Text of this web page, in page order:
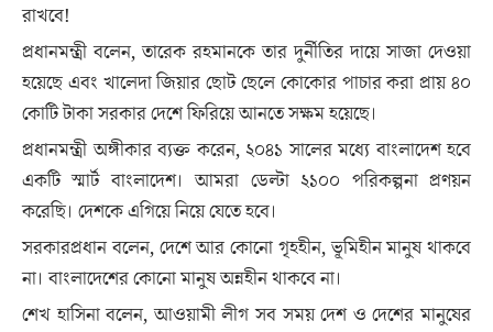
রাখবে!
প্রধানমন্ত্রী বলেন, তারেক রহমানকে তার দুর্নীতির দায়ে সাজা দেওয়া
হয়েছে এবং খালেদা জিয়ার ছোট ছেলে কোকোর পাচার করা প্রায় ৪০
কোটি টাকা সরকার দেশে ফিরিয়ে আনতে সক্ষম হয়েছে।
প্রধানমন্ত্রী অঙ্গীকার ব্যক্ত করেন, ২০৪১ সালের মধ্যে বাংলাদেশ হবে
একটি স্মার্ট বাংলাদেশ। আমরা ডেল্টা ২১০০ পরিকল্পনা প্রণয়ন
করেছি। দেশকে এগিয়ে নিয়ে যেতে হবে।
সরকারপ্রধান বলেন, দেশে আর কোনো গৃহহীন, ভূমিহীন মানুষ থাকবে
না। বাংলাদেশের কোনো মানুষ অন্নহীন থাকবে না।
শেখ হাসিনা বলেন, আওয়ামী লীগ সব সময় দেশ ও দেশের মানুষের